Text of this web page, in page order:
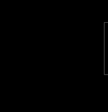
Waves: Abbey Road
analogico alle vostre
realismo hardware mai